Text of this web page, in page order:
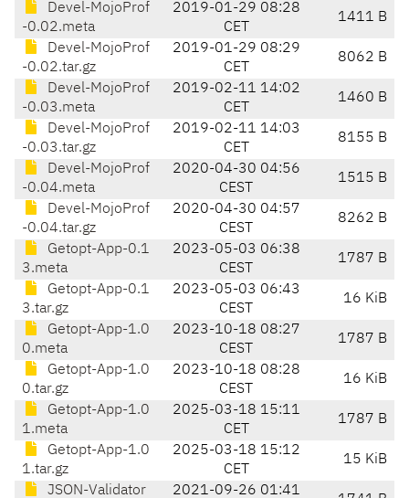
Devel-MojoProf
-0.02.meta
2019-01-29 08:28
CET
1411 B
Devel-MojoProf
-0.02.tar.gz
2019-01-29 08:29
CET
8062 B
Devel-MojoProf
-0.03.meta
2019-02-11 14:02
CET
1460 B
Devel-MojoProf
-0.03.tar.gz
2019-02-11 14:03
CET
8155 B
Devel-MojoProf
-0.04.meta
2020-04-30 04:56
CEST
1515 B
Devel-MojoProf
-0.04.tar.gz
2020-04-30 04:57
CEST
8262 B
Getopt-App-0.1
3.meta
2023-05-03 06:38
CEST
1787 B
Getopt-App-0.1
3.tar.gz
2023-05-03 06:43
CEST
16 KiB
Getopt-App-1.0
0.meta
2023-10-18 08:27
CEST
1787 B
Getopt-App-1.0
0.tar.gz
2023-10-18 08:28
CEST
16 KiB
Getopt-App-1.0
1.meta
2025-03-18 15:11
CET
1787 B
Getopt-App-1.0
1.tar.gz
2025-03-18 15:12
CET
15 KiB
JSON-Validator
2021-09-26 01:41